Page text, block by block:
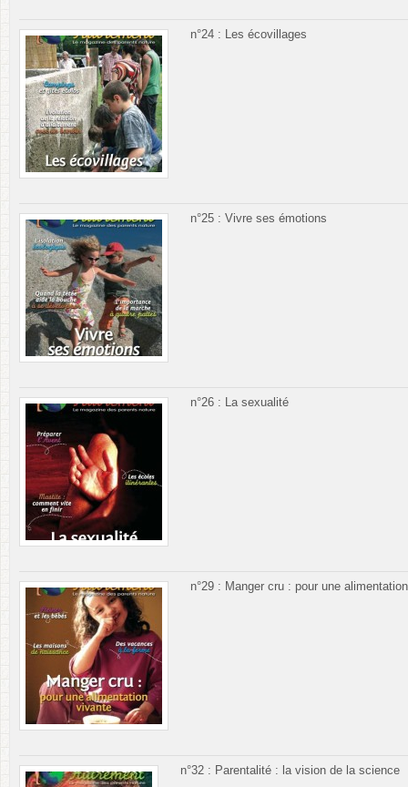
n°24 : Les écovillages
n°25 : Vivre ses émotions
n°26 : La sexualité
n°29 : Manger cru : pour une
n°32 : Parentalité : la vision de la science